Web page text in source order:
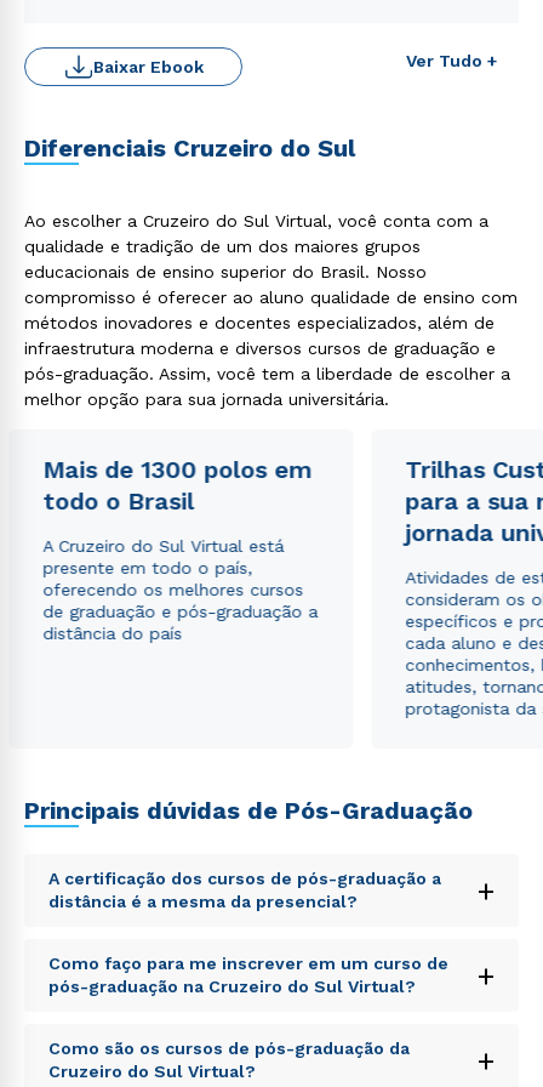
Ver Tudo +
Baixar Ebook
Diferenciais Cruzeiro do Sul
Ao escolher a Cruzeiro do Sul Virtual, você conta com a
qualidade e tradição de um dos maiores grupos
educacionais de ensino superior do Brasil. Nosso
compromisso é oferecer ao aluno qualidade de ensino com
métodos inovadores e docentes especializados, além de
infraestrutura moderna e diversos cursos de graduação e
pós-graduação. Assim, você tem a liberdade de escolher a
melhor opção para sua jornada universitária.
Mais de 1300 polos em
todo o Brasil
A Cruzeiro do Sul Virtual está
presente em todo o país,
oferecendo os melhores cursos
de graduação e pós-graduação a
distância do país
Trilhas
para a sua
jornada
Atividades de
consideram os
específicos e
cada aluno e
conhecimentos,
atitudes,
protagonista da
Principais dúvidas de Pós-Graduação
A certificação dos cursos de pós-graduação a
distância é a mesma da presencial?
+
Sed ut perspiciatis unde omnis iste natus error sit
voluptatem accusantium doloremque laudantium,
totam rem aperiam, eaque ipsa quae ab illo inventore
explicabo. Nemo enim ipsam voluptatem quia
voluptas sit aspernatur aut odit aut fugit, sed quia
Como faço para me inscrever em um curso de
pós-graduação na Cruzeiro do Sul Virtual?
+
Sed ut perspiciatis unde omnis iste natus error sit
voluptatem accusantium doloremque laudantium,
Como são os cursos de pós-graduação da
Cruzeiro do Sul Virtual?
+
Estou de acordo com a Política de Privacidade.
autorizo que meus dados sejam utilizados para o
envio de conteúdos da Cruzeiro do Sul.